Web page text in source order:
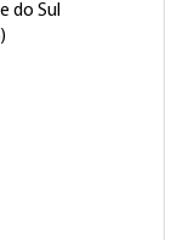
do Sul